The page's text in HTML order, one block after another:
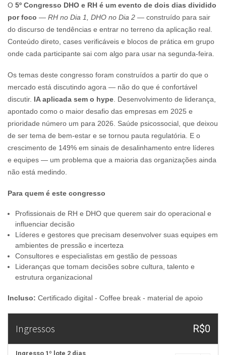
O 5º Congresso DHO e RH é um evento de dois dias dividido
por foco — RH no Dia 1, DHO no Dia 2 — construído para sair
do discurso de tendências e entrar no terreno da aplicação real.
Conteúdo direto, cases verificáveis e blocos de prática em grupo
onde cada participante sai com algo para usar na segunda-feira.
Os temas deste congresso foram construídos a partir do que o
mercado está discutindo agora — não do que é confortável
discutir. IA aplicada sem o hype . Desenvolvimento de liderança,
apontado como o maior desafio das empresas em 2025 e
prioridade número um para 2026. Saúde psicossocial, que deixou
de ser tema de bem-estar e se tornou pauta regulatória. E o
crescimento de 149% em sinais de desalinhamento entre líderes
e equipes — um problema que a maioria das organizações ainda
não está medindo.
Para quem é este congresso
Profissionais de RH e DHO que querem sair do operacional e
influenciar decisão
Líderes e gestores que precisam desenvolver suas equipes em
ambientes de pressão e incerteza
Consultores e especialistas em gestão de pessoas
Lideranças que tomam decisões sobre cultura, talento e
estrutura organizacional
Incluso: Certificado digital - Coffee break - material de apoio
R$0
Ingressos
Ingresso 1º lote 2 dias